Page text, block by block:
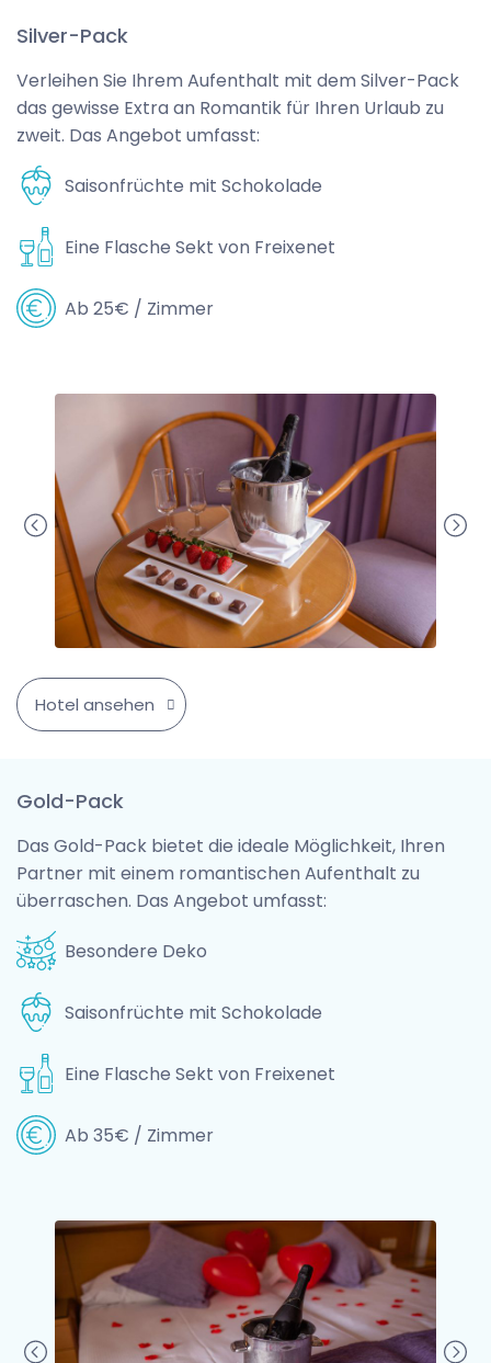
Silver-Pack
Verleihen Sie Ihrem Aufenthalt mit dem Silver-Pack
das gewisse Extra an Romantik für Ihren Urlaub zu
zweit. Das Angebot umfasst:
Saisonfrüchte mit Schokolade
Eine Flasche Sekt von Freixenet
Ab 25€ / Zimmer
Hotel ansehen
Gold-Pack
Das Gold-Pack bietet die ideale Möglichkeit, Ihren
Partner mit einem romantischen Aufenthalt zu
überraschen. Das Angebot umfasst:
Besondere Deko
Saisonfrüchte mit Schokolade
Eine Flasche Sekt von Freixenet
Ab 35€ / Zimmer